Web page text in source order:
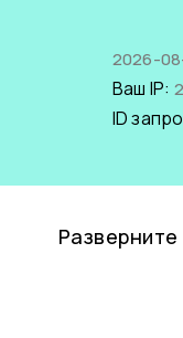
2026-
Ваш IP:
ID